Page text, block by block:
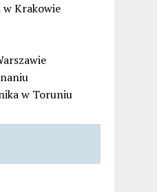
Krakowie
w Toruniu